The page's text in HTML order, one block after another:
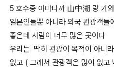
5 호수중 야마나까 山中湖 랑 가
일본인들뿐 아니라 외국 관광객들
좋은데 사람이 너무 많은 곳이다
우리는 딱히 관광이 목적이 아니
없고 ( 그래서 관광객은 많이 없고